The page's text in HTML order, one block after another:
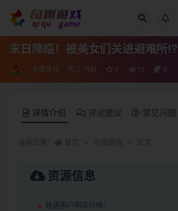
末日降临！被美女们关进避难所!?
全部游戏 2 月前 0 12 5
详情介绍 评论建议 常见问题
资源信息
普通用户购买价格：